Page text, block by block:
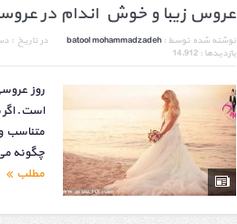
عروس زیبا و خوش اندام در
نوشته شده توسط : batool mohammadzadeh در تاریخ :
بازدیدها : 14,912
روز
است.
متناسب
چگونه
مطلب